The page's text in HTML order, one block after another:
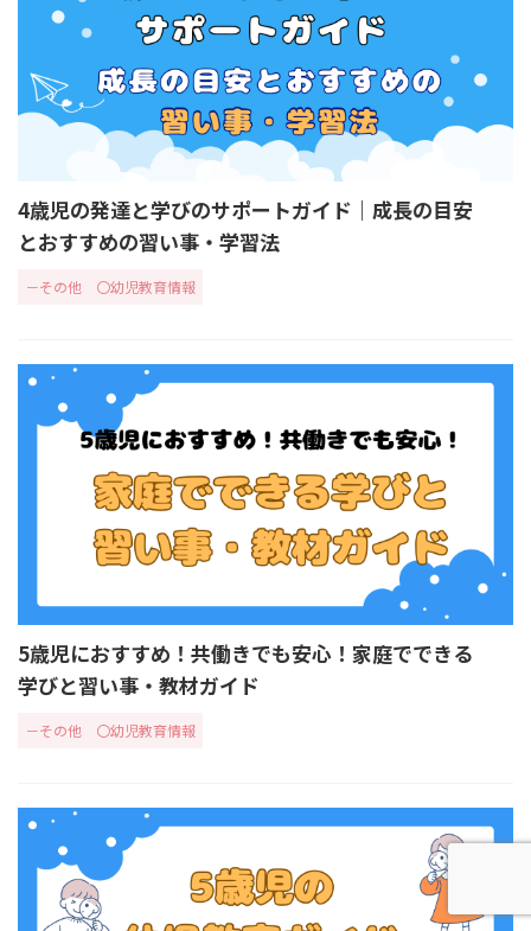
4歳児の発達と学びのサポートガイド｜成長の目安
とおすすめの習い事・学習法
－その他 〇幼児教育情報
5歳児におすすめ！共働きでも安心！家庭でできる
学びと習い事・教材ガイド
－その他 〇幼児教育情報